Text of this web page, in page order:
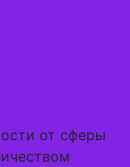
от сферы